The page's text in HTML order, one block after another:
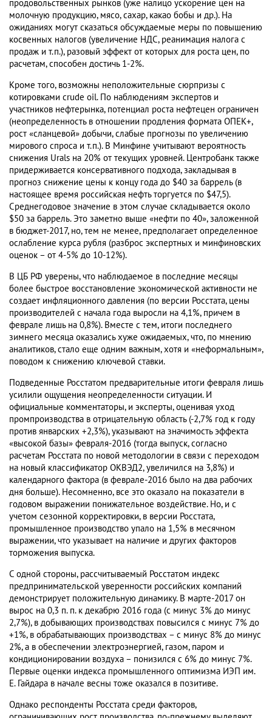
продовольственных рынков (уже налицо ускорение цен на
молочную продукцию, мясо, сахар, какао бобы и др.). На
ожиданиях могут сказаться обсуждаемые меры по повышению
косвенных налогов (увеличение НДС, реанимация налога с
продаж и т.п.), разовый эффект от которых для роста цен, по
расчетам, способен достичь 1-2%.
Кроме того, возможны неположительные сюрпризы с
котировками crude oil. По наблюдениям экспертов и
участников нефтерынка, потенциал роста нефтецен ограничен
(неопределенность в отношении продления формата ОПЕК+,
рост «сланцевой» добычи, слабые прогнозы по увеличению
мирового спроса и т.п.). В Минфине учитывают вероятность
снижения Urals на 20% от текущих уровней. Центробанк также
придерживается консервативного подхода, закладывая в
прогноз снижение цены к концу года до $40 за баррель (в
настоящее время российская нефть торгуется по $47,5).
Среднегодовое значение в этом случае складывается около
$50 за баррель. Это заметно выше «нефти по 40», заложенной
в бюджет-2017, но, тем не менее, предполагает определенное
ослабление курса рубля (разброс экспертных и минфиновских
оценок – от 4-5% до 10-12%).
В ЦБ РФ уверены, что наблюдаемое в последние месяцы
более быстрое восстановление экономической активности не
создает инфляционного давления (по версии Росстата, цены
производителей с начала года выросли на 4,1%, причем в
феврале лишь на 0,8%). Вместе с тем, итоги последнего
зимнего месяца оказались хуже ожидаемых, что, по мнению
аналитиков, стало еще одним важным, хотя и «неформальным»,
поводом к снижению ключевой ставки.
Подведенные Росстатом предварительные итоги февраля лишь
усилили ощущения неопределенности ситуации. И
официальные комментаторы, и эксперты, оценивая уход
промпроизводства в отрицательную область (-2,7% год к году
против январских +2,3%), указывают на значимость эффекта
«высокой базы» февраля-2016 (тогда выпуск, согласно
расчетам Росстата по новой методологии в связи с переходом
на новый классификатор ОКВЭД2, увеличился на 3,8%) и
календарного фактора (в феврале-2016 было на два рабочих
дня больше). Несомненно, все это оказало на показатели в
годовом выражении понижательное воздействие. Но, и с
учетом сезонной корректировки, в версии Росстата,
промышленное производство упало на 1,5% в месячном
выражении, что указывает на наличие и других факторов
торможения выпуска.
С одной стороны, рассчитываемый Росстатом индекс
предпринимательской уверенности российских компаний
демонстрирует положительную динамику. В марте-2017 он
вырос на 0,3 п. п. к декабрю 2016 года (с минус 3% до минус
2,7%), в добывающих производствах повысился с минус 7% до
+1%, в обрабатывающих производствах – с минус 8% до минус
2%, а в обеспечении электроэнергией, газом, паром и
кондиционировании воздуха – понизился с 6% до минус 7%.
Первые оценки индекса промышленного оптимизма ИЭП им.
Е. Гайдара в начале весны тоже оказался в позитиве.
Однако респонденты Росстата среди факторов,